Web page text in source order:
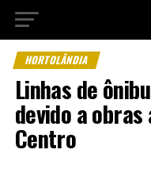
HORTOLÂNDIA
Linhas de
devido a
Centro